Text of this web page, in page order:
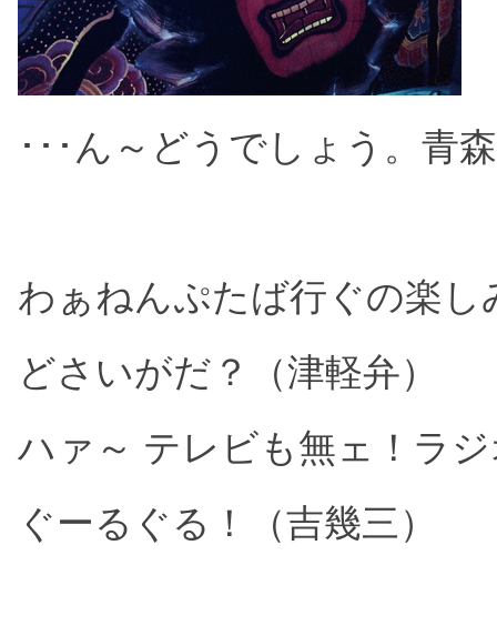
･･･ん～どうでしょう。 青
わぁねんぷたば行ぐの楽
どさいがだ？（津軽弁）
ハァ～ テレビも無ェ！ラ
ぐーるぐる！（吉幾三）